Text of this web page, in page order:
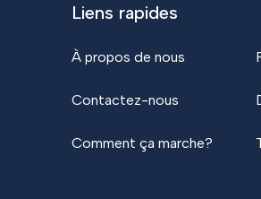
Liens rapides
À propos de nous
Contactez-nous
Comment ça marche?